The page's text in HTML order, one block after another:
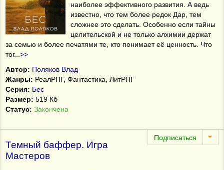
наиболее эффективного развития. А ведь
известно, что тем более редок Дар, тем
сложнее это сделать. Особенно если тайны
целительской и не только алхимии держат
за семью и более печатями те, кто понимает её ценность. Что
тог... >>
Автор: Поляков Влад
Жанры: РеалРПГ, Фантастика, ЛитРПГ
Серия: Бес
Размер: 519 Кб
Статус: Закончена
Темный баффер. Игра
Мастеров